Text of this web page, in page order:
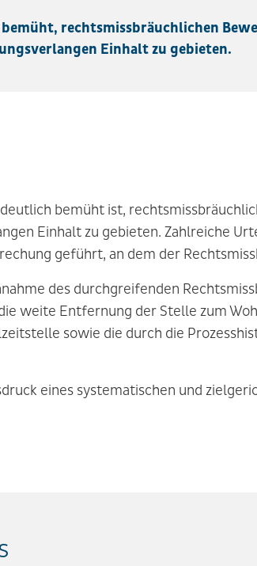
rechtsmissbräuchlichen
Einhalt zu gebieten.
bemüht ist,
Einhalt zu gebieten. Zahlreiche
geführt, an dem der
des durchgreifenden
weite Entfernung der Stelle zum
sowie die durch die
eines systematischen und